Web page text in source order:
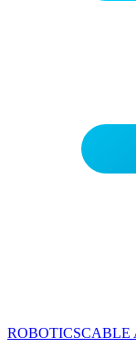
ROBOTICSCABLE